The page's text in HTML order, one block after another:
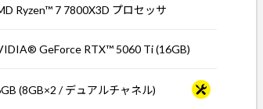
Ryzen™ 7 7800X3D プロセッサ
GeForce RTX™ 5060 Ti (16GB)
(8GB×2 / デュアルチャネル)